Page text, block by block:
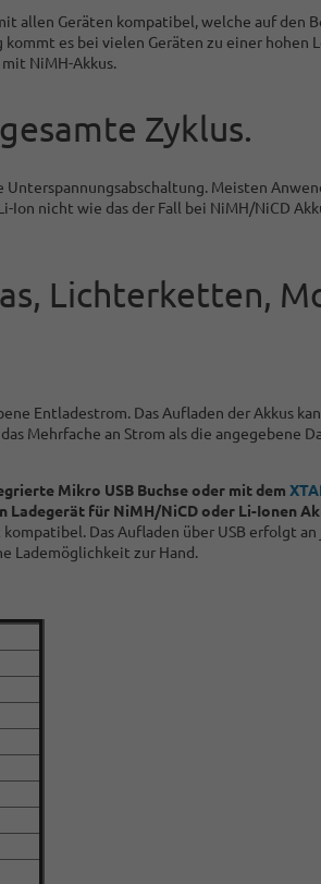
allen Geräten kompatibel, welche auf
es bei vielen Geräten zu einer hohen
NiMH-Akkus.
Zyklus.
Meisten
nicht wie das der Fall bei NiMH/NiCD
Lichterketten,
Entladestrom. Das Aufladen der Akkus
Mehrfache an Strom als die angegebene
Mikro USB Buchse oder mit dem
Ladegerät für NiMH/NiCD oder Li-Ionen
Das Aufladen über USB erfolgt
Lademöglichkeit zur Hand.